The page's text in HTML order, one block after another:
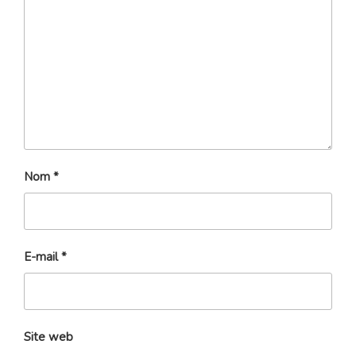
Nom *
E-mail*
Site web